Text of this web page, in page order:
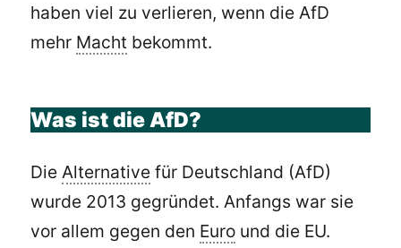
haben viel zu verlieren, wenn die AfD
mehr Macht bekommt.
Was ist die AfD?
Die Alternative für Deutschland (AfD)
wurde 2013 gegründet. Anfangs war sie
vor allem gegen den Euro und die EU.